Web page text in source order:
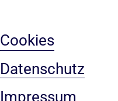
Cookies
Datenschutz
Impressum